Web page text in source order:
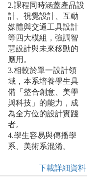
2.課程同時涵蓋產品設
計、視覺設計、互動
媒體與交通工具設計
等四大模組，強調智
慧設計與未來移動的
應用。
3.相較於單一設計領
域，本系培養學生具
備「整合創意、美學
與科技」的能力，成
為全方位的設計實踐
者。
4.學生容易與傳播學
系、美術系混淆。
下載詳細資料